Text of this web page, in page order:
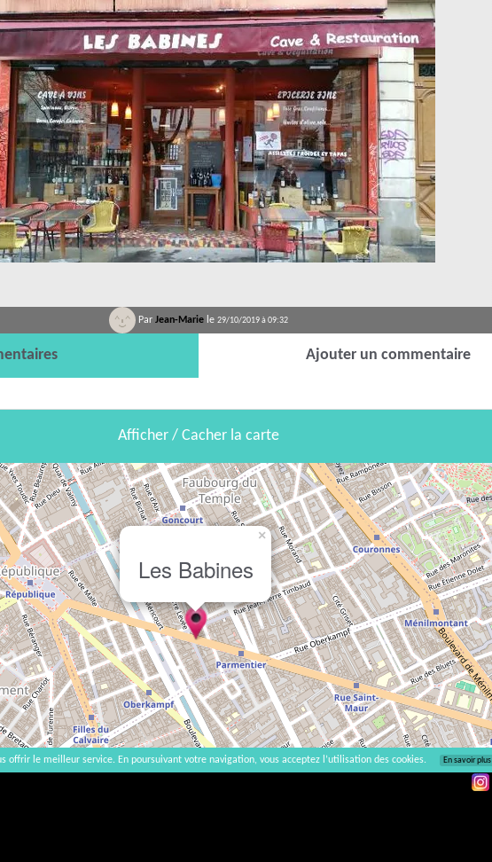
Par Jean-Marie le 29/10/2019 à 09:32
Ajouter un commentaire
Afficher / Cacher la carte
Les Babines
×
offrir le meilleur service. En poursuivant votre navigation, vous acceptez l’utilisation des cookies. En savoir plus